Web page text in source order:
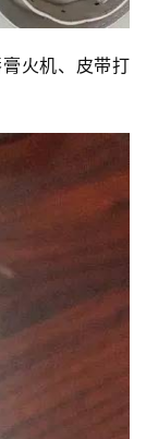
火机、 皮带打